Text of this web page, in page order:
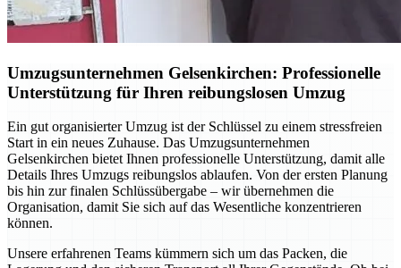
Umzugsunternehmen Gelsenkirchen: Professionelle
Unterstützung für Ihren reibungslosen Umzug
Ein gut organisierter Umzug ist der Schlüssel zu einem stressfreien
Start in ein neues Zuhause. Das Umzugsunternehmen
Gelsenkirchen bietet Ihnen professionelle Unterstützung, damit alle
Details Ihres Umzugs reibungslos ablaufen. Von der ersten Planung
bis hin zur finalen Schlüssübergabe – wir übernehmen die
Organisation, damit Sie sich auf das Wesentliche konzentrieren
können.
Unsere erfahrenen Teams kümmern sich um das Packen, die